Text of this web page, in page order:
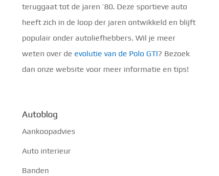
teruggaat tot de jaren ’80. Deze sportieve auto
heeft zich in de loop der jaren ontwikkeld en blijft
populair onder autoliefhebbers. Wil je meer
weten over de evolutie van de Polo GTI? Bezoek
dan onze website voor meer informatie en tips!
Autoblog
Aankoopadvies
Auto interieur
Banden